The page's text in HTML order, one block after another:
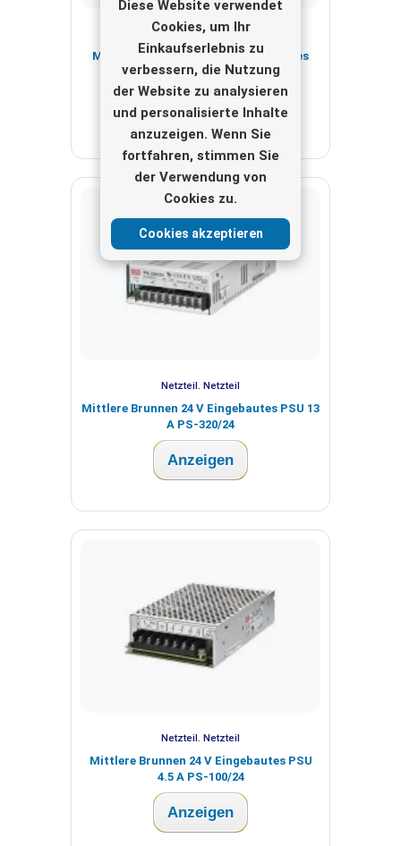
Diese Website verwendet
Cookies, um Ihr
Einkaufserlebnis zu
verbessern, die Nutzung
der Website zu analysieren
und personalisierte Inhalte
anzuzeigen. Wenn Sie
fortfahren, stimmen Sie
der Verwendung von
Cookies zu.
Cookies akzeptieren
Netzteil. Netzteil
Mittelwerte Brunnen 24 V Eingebautes
PSU 8.3 A PS-200/24
Anzeigen
Netzteil. Netzteil
Mittlere Brunnen 24 V Eingebautes PSU 13
A PS-320/24
Anzeigen
Netzteil. Netzteil
Mittlere Brunnen 24 V Eingebautes PSU
4.5 A PS-100/24
Anzeigen